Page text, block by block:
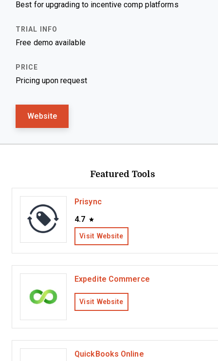
Best for upgrading to incentive comp platforms
Free demo available
Pricing upon request
Website
Featured Tools
Prisync
4.7
Visit Website
Expedite Commerce
Visit Website
QuickBooks Online